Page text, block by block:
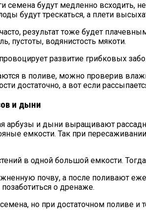
семена будут медленно всходить,
будут трескаться, а плети
результат тоже будет
пустоты, водянистость мякоти.
развитие грибковых
в поливе, можно проверив
достаточно, а вот если
и дыни
арбузы и дыни выращивают
емкости. Так при
в одной большой емкости.
почву, а после поливают
о дренаже.
но при достаточном поливе и